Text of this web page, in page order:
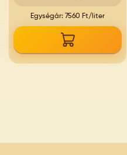
Egységár: 7560 Ft/liter